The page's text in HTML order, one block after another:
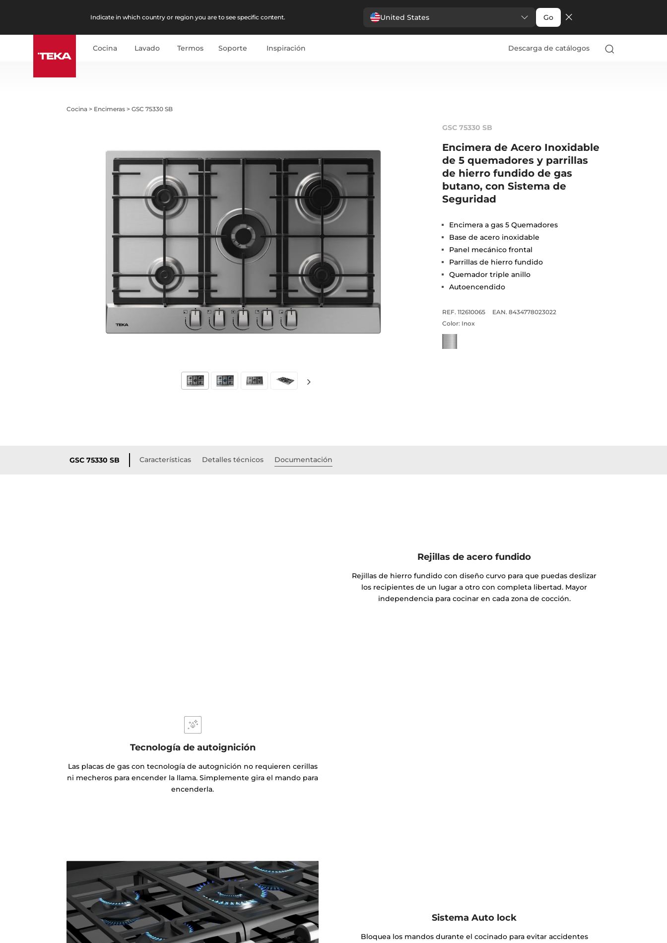
Indicate in which country or region you are to see specific content. United States Go
Cocina Lavado Termos Soporte Inspiración Descarga de catálogos
Cocina > Encimeras >GSC 75330 SB
GSC 75330 SB
Encimera de Acero Inoxidable
de 5 quemadores y parrillas
de hierro fundido de gas
butano, con Sistema de
Seguridad
Encimera a gas 5 Quemadores
Base de acero inoxidable
Panel mecánico frontal
Parrillas de hierro fundido
Quemador triple anillo
Autoencendido
REF. 112610065
EAN. 8434778023022
Color: Inox
GSC 75330 SB Características Detalles técnicos Documentación
Rejillas de acero fundido
Rejillas de hierro fundido con diseño curvo para que puedas deslizar
los recipientes de un lugar a otro con completa libertad. Mayor
independencia para cocinar en cada zona de cocción.
Tecnología de autoignición
Las placas de gas con tecnología de autognición no requieren cerillas
ni mecheros para encender la llama. Simplemente gira el mando para
encenderla.
Sistema Auto lock
Bloquea los mandos durante el cocinado para evitar accidentes